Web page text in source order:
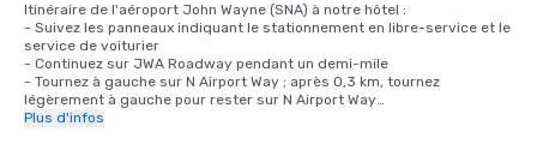
Itinéraire de l'aéroport John Wayne (SNA) à notre hôtel :
- Suivez les panneaux indiquant le stationnement en libre-service et le
service de voiturier
- Continuez sur JWA Roadway pendant un demi-mile
- Tournez à gauche sur N Airport Way ; après 0,3 km, tournez
légèrement à gauche pour rester sur N Airport Way
- Au bout de 0,1 km, tournez à gauche sur le boulevard MacArthur et
Plus d'infos